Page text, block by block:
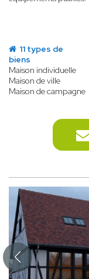
11 types de
biens
Maison individuelle
Maison de ville
Maison de campagne